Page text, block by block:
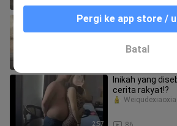
74
Jangan jahat di
2:57
Inikah yang
cerita rakyat!?
Pergi ke app store /
Batal